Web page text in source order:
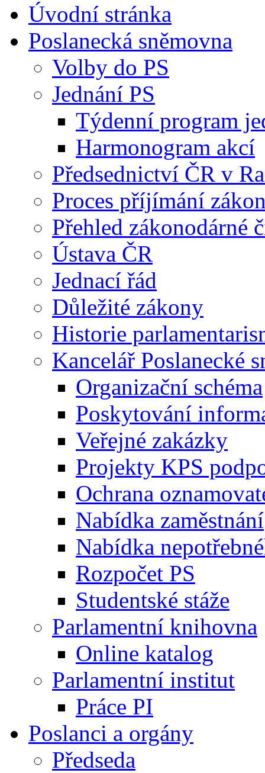
Úvodní stránka
Poslanecká sněmovna
Volby do PS
Jednání PS
Týdenní program
Harmonogram akcí
Předsednictví ČR v
Proces příjímání
Přehled zákonodárné
Ústava ČR
Jednací řád
Důležité zákony
Historie
Kancelář Poslanecké
Organizační schéma
Poskytování
Veřejné zakázky
Projekty KPS
Ochrana
Nabídka zaměstnání
Nabídka
Rozpočet PS
Studentské stáže
Parlamentní knihovna
Online katalog
Parlamentní institut
Práce PI
Poslanci a orgány
Předseda